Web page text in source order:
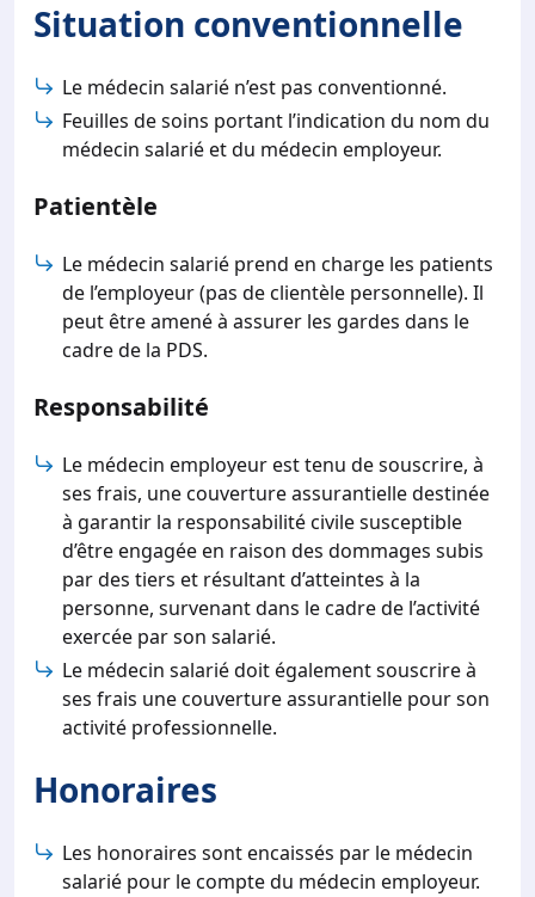
Situation conventionnelle
Le médecin salarié n’est pas conventionné.
Feuilles de soins portant l’indication du nom du
médecin salarié et du médecin employeur.
Patientèle
Le médecin salarié prend en charge les patients
de l’employeur (pas de clientèle personnelle). Il
peut être amené à assurer les gardes dans le
cadre de la PDS.
Responsabilité
Le médecin employeur est tenu de souscrire, à
ses frais, une couverture assurantielle destinée
à garantir la responsabilité civile susceptible
d’être engagée en raison des dommages subis
par des tiers et résultant d’atteintes à la
personne, survenant dans le cadre de l’activité
exercée par son salarié.
Le médecin salarié doit également souscrire à
ses frais une couverture assurantielle pour son
activité professionnelle.
Honoraires
Les honoraires sont encaissés par le médecin
salarié pour le compte du médecin employeur.